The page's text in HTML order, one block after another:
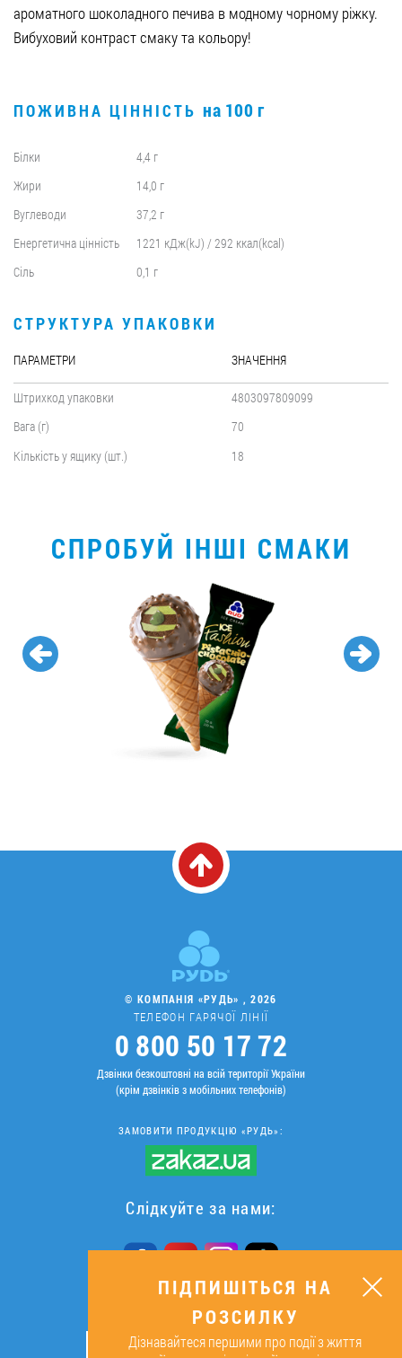
ароматного шоколадного печива в модному чорному ріжку.
Вибуховий контраст смаку та кольору!
ПОЖИВНА ЦІННІСТЬ на 100 г
Білки
4,4 г
Жири
14,0 г
Вуглеводи
37,2 г
Енергетична цінність
1221 кДж(kJ) / 292 ккал(kcal)
Сіль
0,1 г
СТРУКТУРА УПАКОВКИ
ПАРАМЕТРИ ЗНАЧЕННЯ
Штрихкод упаковки
4803097809099
Вага (г)
70
Кількість у ящику (шт.)
18
СПРОБУЙ ІНШІ СМАКИ
© КОМПАНІЯ «РУДЬ» , 2026
ТЕЛЕФОН ГАРЯЧОЇ ЛІНІЇ
0 800 50 17 72
Дзвінки безкоштовні на всій території України
(крім дзвінків з мобільних телефонів)
ЗАМОВИТИ ПРОДУКЦІЮ «РУДЬ»:
Слідкуйте за нами:
ПІДПИШІТЬСЯ НА РОЗСИЛКУ
ОК
ПІДПИШІТЬСЯ НА
РОЗСИЛКУ
Дізнавайтеся першими про події з життя